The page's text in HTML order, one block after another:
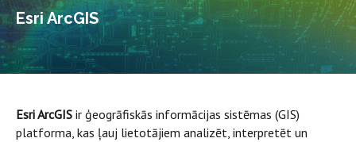
Esri ArcGIS
Esri ArcGIS ir ģeogrāfiskās informācijas sistēmas (GIS)
platforma, kas ļauj lietotājiem analizēt, interpretēt un